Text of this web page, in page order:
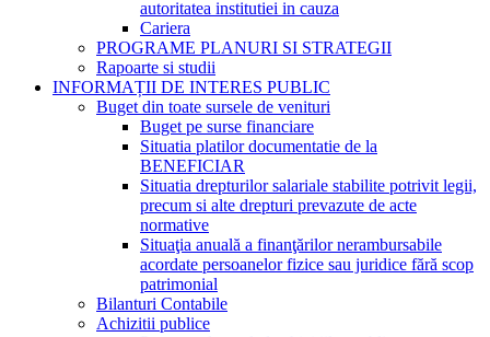
autoritatea institutiei in cauza
Cariera
PROGRAME PLANURI SI STRATEGII
Rapoarte si studii
INFORMAȚII DE INTERES PUBLIC
Buget din toate sursele de venituri
Buget pe surse financiare
Situatia platilor documentatie de la
BENEFICIAR
Situatia drepturilor salariale stabilite potrivit legii,
precum si alte drepturi prevazute de acte
normative
Situaţia anuală a finanţărilor nerambursabile
acordate persoanelor fizice sau juridice fără scop
patrimonial
Bilanturi Contabile
Achizitii publice